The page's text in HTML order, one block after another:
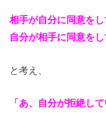
相手が自分に同意をし
自分が相手に同意を
と考え、
「あ、自分が拒絶し